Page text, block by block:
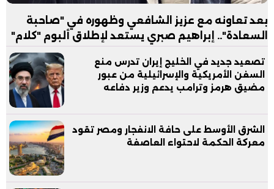
بعد تعاونه مع عزيز الشافعي وظهوره في "صاحبة
السعادة".. إبراهيم صبري يستعد لإطلاق ألبوم "كلام"
تصعيد جديد في الخليج إيران تدرس منع
السفن الأمريكية والإسرائيلية من عبور
مضيق هرمز وترامب يدعم وزير دفاعه
الشرق الأوسط على حافة الانفجار ومصر تقود
معركة الحكمة لاحتواء العاصفة